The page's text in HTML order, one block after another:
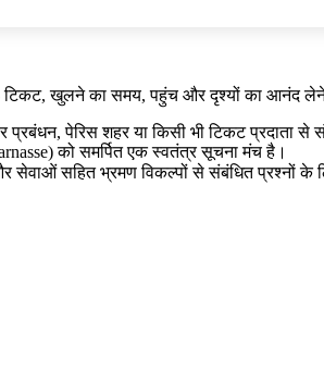
- टिकट, खुलने का समय, पहुंच और दृश्यों का आनंद
पेरिस शहर या किसी भी टिकट प्रदाता से
को समर्पित एक स्वतंत्र सूचना मंच है।
सेवाओं सहित भ्रमण विकल्पों से संबंधित प्रश्नों